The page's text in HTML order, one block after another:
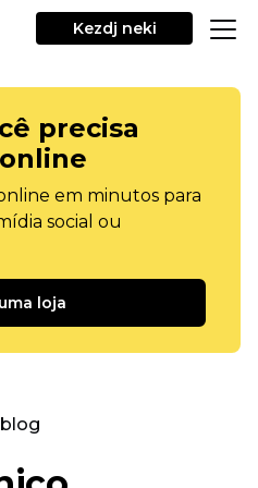
Kezdj neki
precisa
em minutos para
social ou
loja